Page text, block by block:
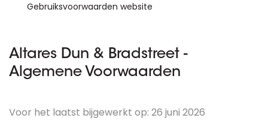
Gebruiksvoorwaarden website
Altares Dun & Bradstreet -
Algemene Voorwaarden
Voor het laatst bijgewerkt op: 26 juni 2026